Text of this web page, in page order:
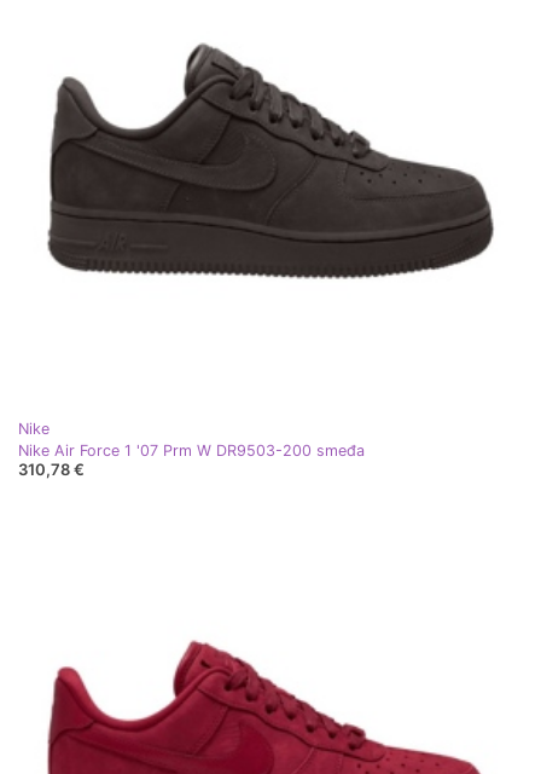
Nike
Nike Air Force 1 '07 Prm W DR9503-200 smeđa
310,78 €